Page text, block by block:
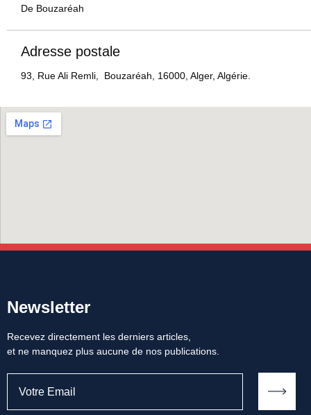
De Bouzaréah
Adresse postale
93, Rue Ali Remli, Bouzaréah, 16000, Alger, Algérie.
Newsletter
Recevez directement les derniers articles,
et ne manquez plus aucune de nos publications.